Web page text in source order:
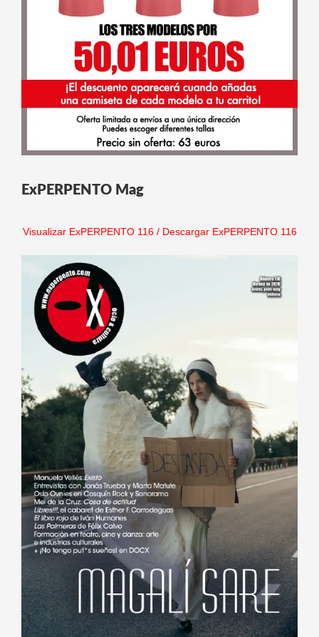
ExPERPENTO Mag
Visualizar ExPERPENTO 116/ Descargar ExPERPENTO 116